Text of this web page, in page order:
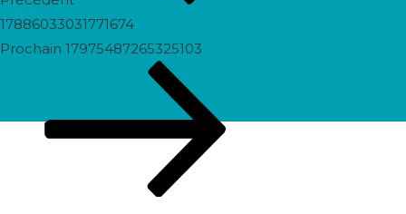
17886033031771674
Prochain
Prochain 17975487265325103